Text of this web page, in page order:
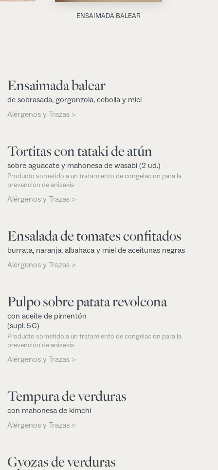
ENSAIMADA BALEAR
Ensaimada balear
de sobrasada, gorgonzola, cebolla y miel
Alérgenos y Trazas >
Tortitas con tataki de atún
sobre aguacate y mahonesa de wasabi (2 ud.)
Producto sometido a un tratamiento de congelación para la
prevención de anisakis
Alérgenos y Trazas >
Ensalada de tomates confitados
burrata, naranja, albahaca y miel de aceitunas negras
Alérgenos y Trazas >
Pulpo sobre patata revolcona
con aceite de pimentón
(supl. 5€)
Producto sometido a un tratamiento de congelación para la
prevención de anisakis
Alérgenos y Trazas >
Tempura de verduras
con mahonesa de kimchi
Alérgenos y Trazas >
Gyozas de verduras